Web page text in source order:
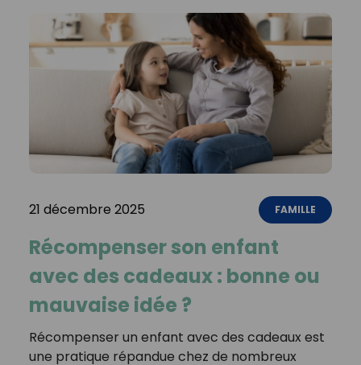
21 décembre 2025 FAMILLE
Récompenser son enfant
avec des cadeaux : bonne ou
mauvaise idée ?
Récompenser un enfant avec des cadeaux est
une pratique répandue chez de nombreux